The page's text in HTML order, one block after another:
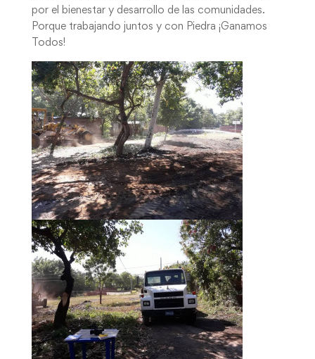
por el bienestar y desarrollo de las comunidades.
Porque trabajando juntos y con Piedra ¡Ganamos
Todos!